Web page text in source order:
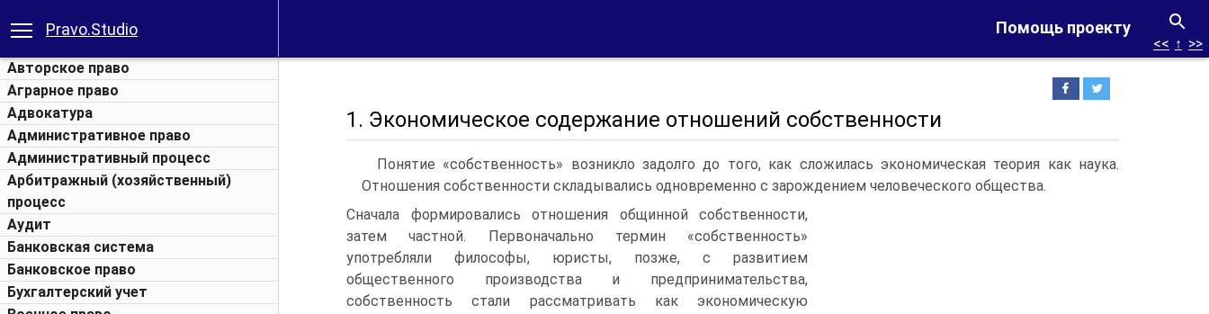
Помощь проекту
Pravo.Studio
Авторское право
Аграрное право
Адвокатура
Административное право
Административный процесс
Арбитражный (хозяйственный)
процесс
Аудит
Банковская система
Банковское право
Бухгалтерский учет
<< ↑ >>
1. Экономическое содержание отношений собственности
Понятие «собственность» возникло задолго до того, как сложилась экономическая теория как наука.
Отношения собственности складывались одновременно с зарождением человеческого общества.
Сначала формировались отношения общинной собственности,
затем частной. Первоначально термин «собственность»
употребляли философы, юристы, позже, с развитием
общественного производства и предпринимательства,
собственность стали рассматривать как экономическую